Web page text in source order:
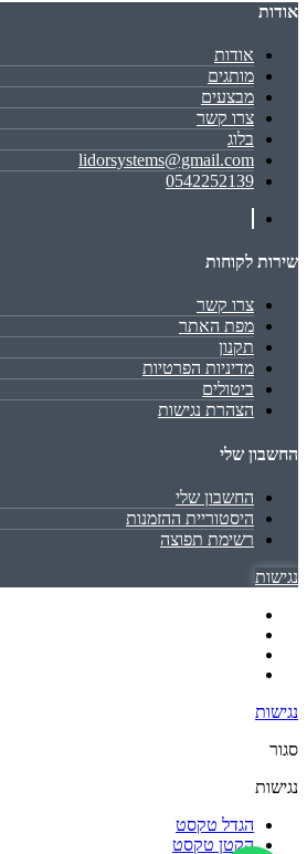
אודות
אודות
מותגים
מבצעים
צרו קשר
בלוג
lidorsystems@gmail.com
0542252139
שירות לקוחות
צרו קשר
מפת האתר
תקנון
מדיניות הפרטיות
ביטולים
הצהרת נגישות
החשבון שלי
החשבון שלי
היסטוריית ההזמנות
רשימת תפוצה
נגישות
נגישות
סגור
נגישות
הגדל טקסט
הקטן טקסט